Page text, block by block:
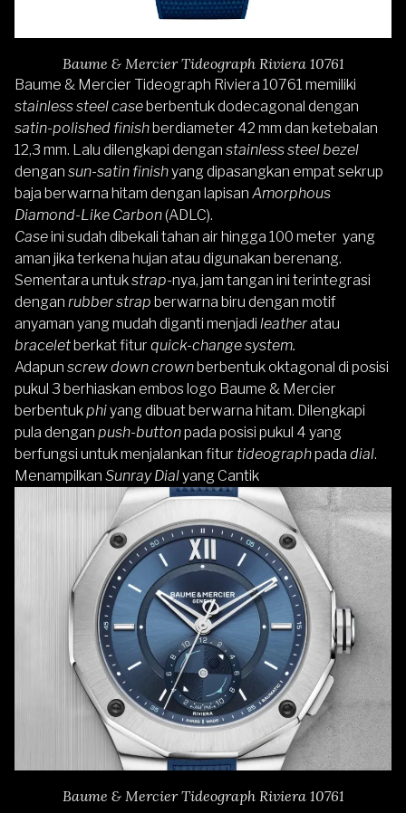
Baume & Mercier Tideograph Riviera 10761
Baume & Mercier Tideograph Riviera 10761 memiliki
stainless steel caseberbentuk dodecagonal dengan
satin-polished finishberdiameter 42 mm dan ketebalan
12,3 mm. Lalu dilengkapi dengan stainless steel bezel
dengan sun-satin finishyang dipasangkan empat sekrup
baja berwarna hitam dengan lapisan Amorphous
Diamond-Like Carbon(ADLC).
Caseini sudah dibekali tahan air hingga 100 meter yang
aman jika terkena hujan atau digunakan berenang.
Sementara untukstrap-nya, jam tangan ini terintegrasi
dengan rubber strap berwarna biru dengan motif
anyaman yang mudah diganti menjadi leatheratau
braceletberkat fitur quick-change system.
Adapun screw downcrownberbentuk oktagonal di posisi
pukul 3 berhiaskan embos logo Baume & Mercier
berbentukphiyang dibuat berwarna hitam. Dilengkapi
pula dengan push-buttonpada posisi pukul 4 yang
berfungsi untuk menjalankan fitur tideographpada dial.
Menampilkan Sunray Dialyang Cantik
Baume & Mercier Tideograph Riviera 10761